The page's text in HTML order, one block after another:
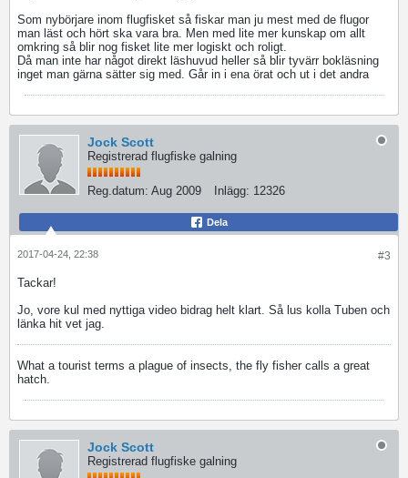
Som nybörjare inom flugfisket så fiskar man ju mest med de flugor
man läst och hört ska vara bra. Men med lite mer kunskap om allt
omkring så blir nog fisket lite mer logiskt och roligt.
Då man inte har något direkt läshuvud heller så blir tyvärr bokläsning
inget man gärna sätter sig med. Går in i ena örat och ut i det andra
Jock Scott
Registrerad flugfiske galning
Reg.datum: Aug 2009 Inlägg: 12326
Dela
#3
2017-04-24, 22:38
Tackar!
Jo, vore kul med nyttiga video bidrag helt klart. Så lus kolla Tuben och
länka hit vet jag.
What a tourist terms a plague of insects, the fly fisher calls a great
hatch.
Jock Scott
Registrerad flugfiske galning